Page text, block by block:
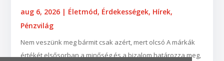
aug 6, 2026 | Életmód, Érdekességek, Hírek,
Pénzvilág
Nem veszünk meg bármit csak azért, mert olcsó A márkák
értékét elsősorban a minőség és a bizalom határozza meg,